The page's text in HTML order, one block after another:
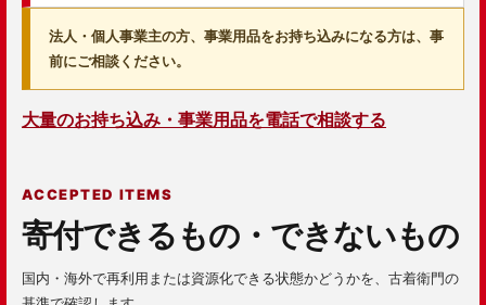
法人・個人事業主の方、事業用品をお持ち込みになる方は、事
前にご相談ください。
大量のお持ち込み・事業用品を電話で相談する
ACCEPTED ITEMS
寄付できるもの・できないもの
国内・海外で再利用または資源化できる状態かどうかを、古着衛門の